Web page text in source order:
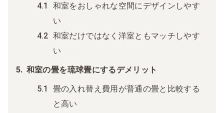
和室をおしゃれな空間にデザインしやす
い
和室だけではなく洋室ともマッチしやす
い
和室の畳を琉球畳にするデメリッ ト
畳の入れ替え費用が普通の畳と比較する
と高い